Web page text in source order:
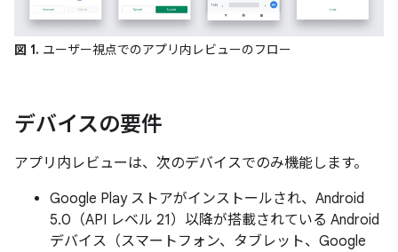
図 1. ユーザー視点でのアプリ内レビューのフロー
デバイスの要件
アプリ内レビューは、次のデバイスでのみ機能します。
Google Play ストアがインストールされ、Android
5.0（API レベル 21）以降が搭載されている Android
デバイス（スマートフォン、タブレット、Google